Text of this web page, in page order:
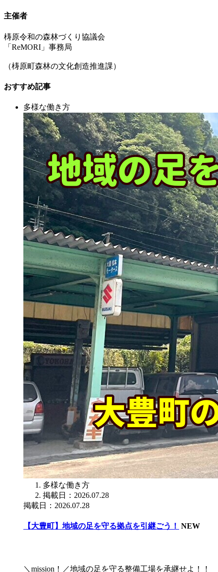
主催者
梼原令和の森林づくり協議会
「ReMORI」事務局
（梼原町森林の文化創造推進課）
おすすめ記事
多様な働き方
多様な働き方
掲載日：2026.07.28
掲載日：2026.07.28
【大豊町】地域の足を守る拠点を引継ごう！ NEW
＼mission！／地域の足を守る整備工場を承継せよ！！